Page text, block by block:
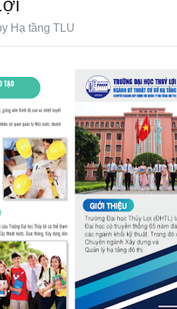
Hạ tầng TLU